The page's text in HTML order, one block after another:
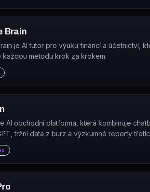
Brain
je AI tutor pro výuku financí a účetnictví,
každou metodu krok za krokem.
AI obchodní platforma, která kombinuje
tržní data z burz a výzkumné reporty
rozhodování na finančních trzích.